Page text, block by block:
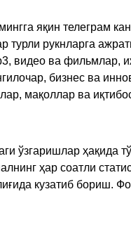
яқин телеграм
рукнларга
видео ва фильмлар,
бизнес ва
мақоллар ва
ўзгаришлар ҳақида
ҳар соатли
кузатиб бориш.